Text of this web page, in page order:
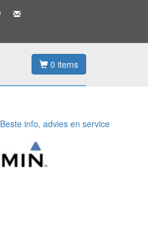
0 items
Beste info, advies en service